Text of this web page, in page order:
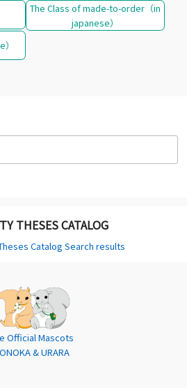
The Class of made-to-order（in
japanese）
THESES CATALOG
Catalog Search results
Official Mascots
& URARA